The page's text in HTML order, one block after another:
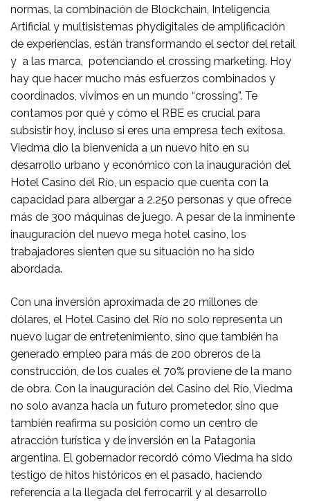
normas, la combinación de Blockchain, Inteligencia
Artificial y multisistemas phydigitales de amplificación
de experiencias, están transformando el sector del retail
y a las marca, potenciando el crossing marketing. Hoy
hay que hacer mucho más esfuerzos combinados y
coordinados, vivimos en un mundo “crossing”. Te
contamos por qué y cómo el RBE es crucial para
subsistir hoy, incluso si eres una empresa tech exitosa.
Viedma dio la bienvenida a un nuevo hito en su
desarrollo urbano y económico con la inauguración del
Hotel Casino del Río, un espacio que cuenta con la
capacidad para albergar a 2.250 personas y que ofrece
más de 300 máquinas de juego. A pesar de la inminente
inauguración del nuevo mega hotel casino, los
trabajadores sienten que su situación no ha sido
abordada.
Con una inversión aproximada de 20 millones de
dólares, el Hotel Casino del Río no solo representa un
nuevo lugar de entretenimiento, sino que también ha
generado empleo para más de 200 obreros de la
construcción, de los cuales el 70% proviene de la mano
de obra. Con la inauguración del Casino del Río, Viedma
no solo avanza hacia un futuro prometedor, sino que
también reafirma su posición como un centro de
atracción turística y de inversión en la Patagonia
argentina. El gobernador recordó cómo Viedma ha sido
testigo de hitos históricos en el pasado, haciendo
referencia a la llegada del ferrocarril y al desarrollo